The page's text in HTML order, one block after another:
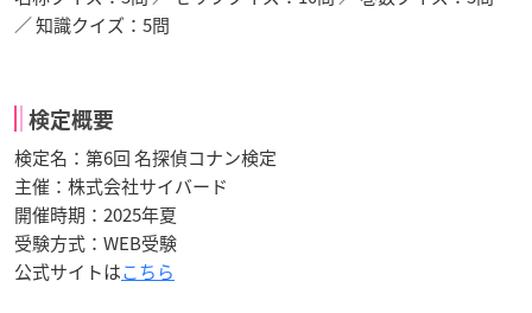
／ 知識クイズ：5問
検定概要
検定名：第6回 名探偵コナン検定
主催：株式会社サイバード
開催時期：2025年夏
受験方式：WEB受験
公式サイトはこちら